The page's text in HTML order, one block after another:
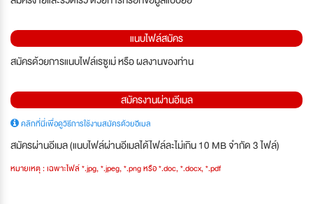
แนบไฟล์สมัคร
สมัครด้วยการแนบไฟล์เรซูเม่ หรือ ผลงานของท่าน
สมัครงานผ่านอีเมล
คลิกที่นี่เพื่อดูวิธีการใช้งานสมัครด้วยอีเมล
สมัครผ่านอีเมล (แนบไฟล์ผ่านอีเมลได้ไฟล์ละไม่เกิน 10 MB จำกัด 3 ไฟล์)
หมายเหตุ : เฉพาะไฟล์ *.jpg, *.jpeg, *.png หรือ *.doc, *.docx, *.pdf